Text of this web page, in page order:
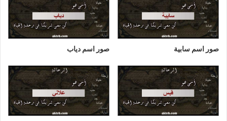
صور اسم سابية صور اسم دياب